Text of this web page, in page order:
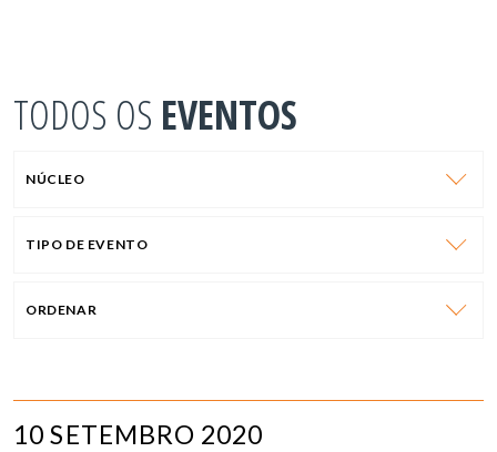
TODOS OS EVENTOS
NÚCLEO
TIPO DE EVENTO
ORDENAR
10 SETEMBRO 2020